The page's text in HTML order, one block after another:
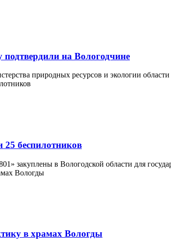
на Вологодчине
природных ресурсов и экологии
беспилотников
закуплены в Вологодской области для
в храмах Вологды